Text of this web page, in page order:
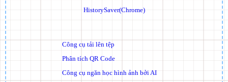
HistorySaver(Chrome)
Công cụ tải lên tệp
Phân tích QR Code
Công cụ ngăn học hình ảnh bởi AI